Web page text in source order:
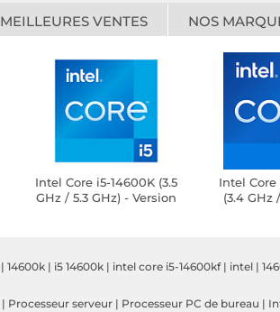
MEILLEURES VENTES NOS
Intel Core i5-14600K (3.5
GHz / 5.3 GHz) - Version
Intel Core
(3.4 GHz
| 14600k | i5 14600k | intel core i5-14600kf| intel |
| Processeur serveur | Processeur PC de bureau |